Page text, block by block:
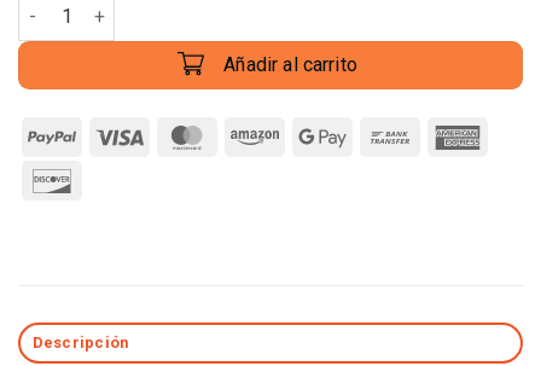
Añadir al carrito
Descripción